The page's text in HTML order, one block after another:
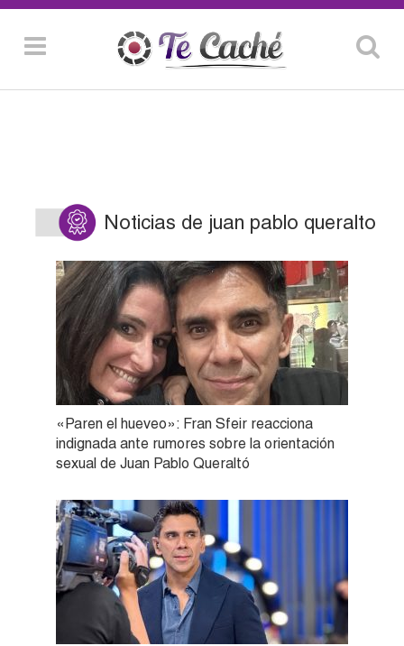
Noticias de juan pablo queralto
«Paren el hueveo»: Fran Sfeir reacciona
indignada ante rumores sobre la orientación
sexual de Juan Pablo Queraltó